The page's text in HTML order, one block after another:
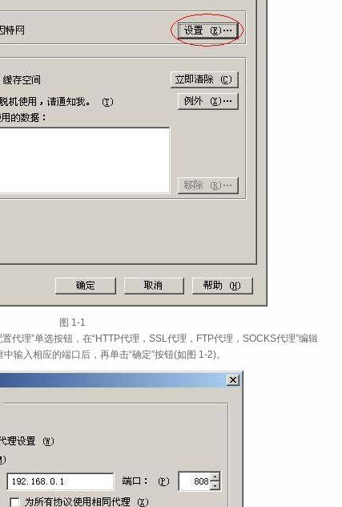
图 1‑1
代理”单选按钮，在“HTTP代理，SSL代理，FTP代理，SOCKS代理”编辑
输入相应的端口后，再单击“确定”按钮(如图 1‑2)。